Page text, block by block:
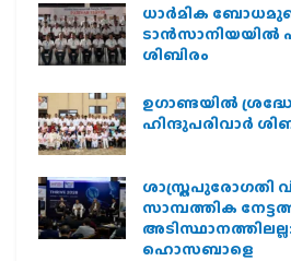
ധാര്‍മിക
ടാന്‍സാനിയയില്‍
ശിബിരം
ഉഗാണ്ടയില്‍
ഹിന്ദുപരിവാര്‍
ശാസ്ത്രപുരോഗതി
സാമ്പത്തിക
ഹൊസബാളെ